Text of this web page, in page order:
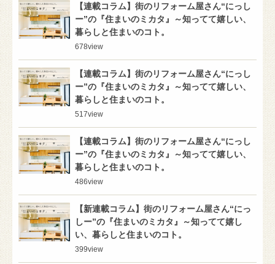
【連載コラム】街のリフォーム屋さん“にっし
ー”の『住まいのミカタ』～知ってて嬉しい、
暮らしと住まいのコト。
678view
【連載コラム】街のリフォーム屋さん“にっし
ー”の『住まいのミカタ』～知ってて嬉しい、
暮らしと住まいのコト。
517view
【連載コラム】街のリフォーム屋さん“にっし
ー”の『住まいのミカタ』～知ってて嬉しい、
暮らしと住まいのコト。
486view
【新連載コラム】街のリフォーム屋さん“にっ
しー”の『住まいのミカタ』～知ってて嬉し
い、暮らしと住まいのコト。
399view